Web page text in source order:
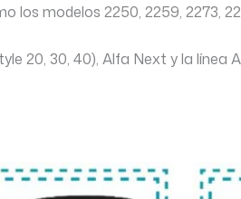
modelos 2250, 2259, 2273,
20, 30, 40), Alfa Next y la línea